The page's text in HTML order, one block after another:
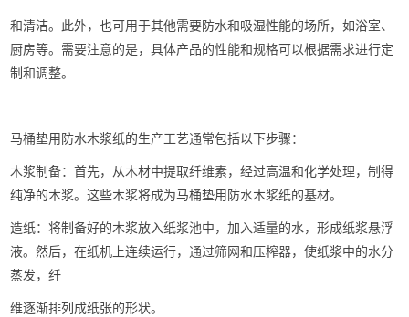
和清洁。此外，也可用于其他需要防水和吸湿性能的场所，如浴室、
厨房等。需要注意的是，具体产品的性能和规格可以根据需求进行定
制和调整。
马桶垫用防水木浆纸的生产工艺通常包括以下步骤：
木浆制备：首先，从木材中提取纤维素，经过高温和化学处理，制得
纯净的木浆。这些木浆将成为马桶垫用防水木浆纸的基材。
造纸：将制备好的木浆放入纸浆池中，加入适量的水，形成纸浆悬浮
液。然后，在纸机上连续运行，通过筛网和压榨器，使纸浆中的水分
蒸发，纤
维逐渐排列成纸张的形状。